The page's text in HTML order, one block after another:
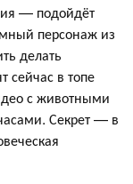
— подойдёт
персонаж из
делать
в топе
с животными
Секрет — в